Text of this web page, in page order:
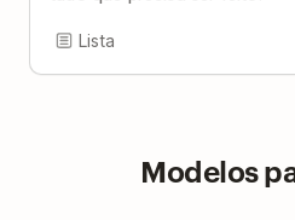
Lista
Modelos